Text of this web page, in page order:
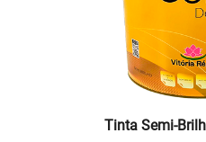
Tinta Semi-